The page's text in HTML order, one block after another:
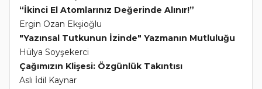
“İkinci El Atomlarınız Değerinde Alınır!”
Ergin Ozan Ekşioğlu
"Yazınsal Tutkunun İzinde" Yazmanın Mutluluğu
Hülya Soyşekerci
Çağımızın Klişesi: Özgünlük Takıntısı
Aslı İdil Kaynar